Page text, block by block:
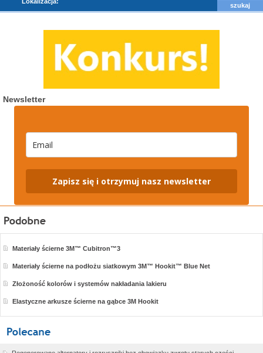
Newsletter
Zapisz się i otrzymuj nasz newsletter
Materiały ścierne 3M™ Cubitron™3
Materiały ścierne na podłożu siatkowym 3M™ Hookit™ Blue Net
Złożoność kolorów i systemów nakładania lakieru
Elastyczne arkusze ścierne na gąbce 3M Hookit